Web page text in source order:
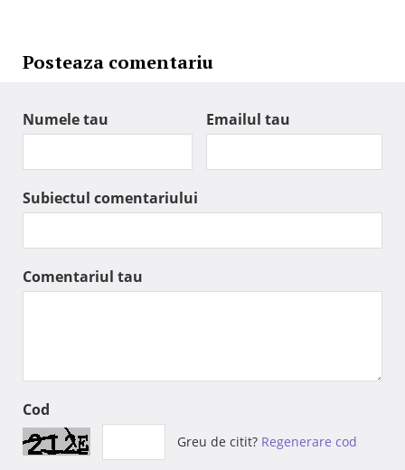
Posteaza comentariu
Numele tau Emailul tau
Subiectul comentariului
Comentariul tau
Cod
Greu de citit? Regenerare cod